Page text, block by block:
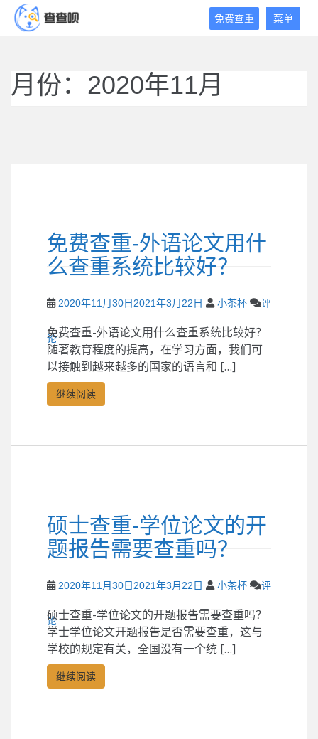
菜单
免费查重
月份：2020年11月
免费查重-外语论文用什
么查重系统比较好？
2020年11月30日 2021年3月22日 小茶杯 评
论
免费查重-外语论文用什么查重系统比较好？
随著教育程度的提高，在学习方面，我们可
以接触到越来越多的国家的语言和 […]
继续阅读
硕士查重-学位论文的开
题报告需要查重吗？
2020年11月30日 2021年3月22日 小茶杯 评
论
硕士查重-学位论文的开题报告需要查重吗？
学士学位论文开题报告是否需要查重，这与
学校的规定有关，全国没有一个统 […]
继续阅读